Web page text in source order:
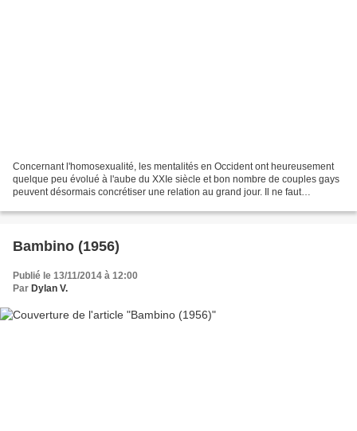
Concernant l'homosexualité, les mentalités en Occident ont heureusement
quelque peu évolué à l'aube du XXIe siècle et bon nombre de couples gays
peuvent désormais concrétiser une relation au grand jour. Il ne faut
Bambino (1956)
Publié le 13/11/2014 à 12:00
Par Dylan V.